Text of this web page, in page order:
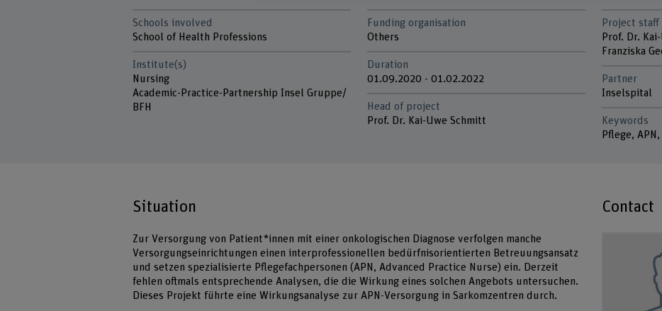
Schools involved
School of Health Professions
Institute(s)
Nursing
Academic-Practice-Partnership Insel Gruppe/
BFH
Funding organisation
Others
Duration
01.09.2020 - 01.02.2022
Head of project
Prof. Dr. Kai-Uwe Schmitt
Project staff
Prof. Dr.
Franziska
Partner
Inselspital
Keywords
Pflege,
Situation
Zur Versorgung von Patient*innen mit einer onkologischen Diagnose verfolgen manche
Versorgungseinrichtungen einen interprofessionellen bedürfnisorientierten Betreuungsansatz
und setzen spezialisierte Pflegefachpersonen (APN, Advanced Practice Nurse) ein. Derzeit
fehlen oftmals entsprechende Analysen, die die Wirkung eines solchen Angebots untersuchen.
Dieses Projekt führte eine Wirkungsanalyse zur APN-Versorgung in Sarkomzentren durch.
Contact